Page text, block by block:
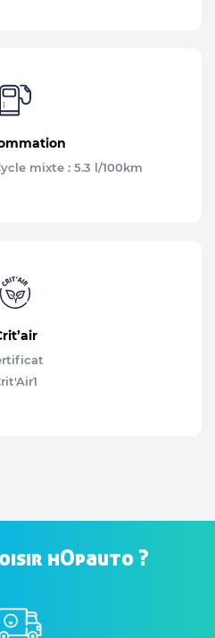
mixte : 5.3 l/100km
1
hOpauto ?